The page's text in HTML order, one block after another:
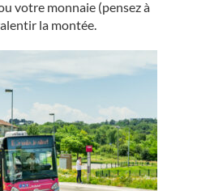
votre monnaie (pensez à
la montée.